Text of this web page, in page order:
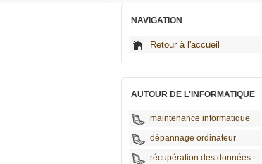
NAVIGATION
Retour à l'accueil
AUTOUR DE L'INFORMATIQUE
maintenance informatique
dépannage ordinateur
récupération des données